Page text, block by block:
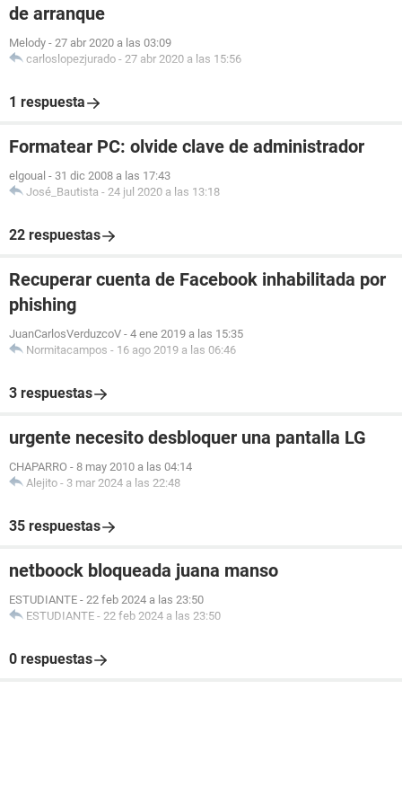
de arranque
Melody - 27 abr 2020 a las 03:09
carloslopezjurado - 27 abr 2020 a las 15:56
1 respuesta
Formatear PC: olvide clave de administrador
elgoual - 31 dic 2008 a las 17:43
José_Bautista - 24 jul 2020 a las 13:18
22 respuestas
Recuperar cuenta de Facebook inhabilitada por
phishing
JuanCarlosVerduzcoV - 4 ene 2019 a las 15:35
Normitacampos - 16 ago 2019 a las 06:46
3 respuestas
urgente necesito desbloquer una pantalla LG
CHAPARRO - 8 may 2010 a las 04:14
Alejito - 3 mar 2024 a las 22:48
35 respuestas
netboock bloqueada juana manso
ESTUDIANTE - 22 feb 2024 a las 23:50
ESTUDIANTE - 22 feb 2024 a las 23:50
0 respuestas